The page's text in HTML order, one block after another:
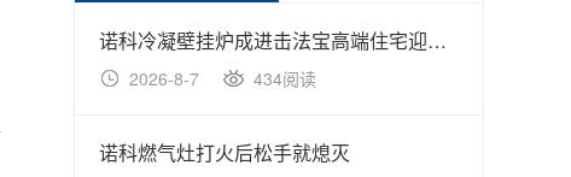
诺科冷凝壁挂炉成进击法宝高端住宅迎来价值时
2026-8-7 434阅读
诺科燃气灶打火后松手就熄灭